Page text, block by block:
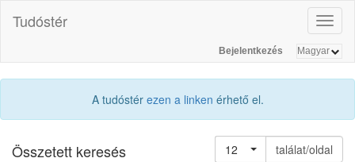
Tudóstér
Bejelentkezés
A tudóstér ezen a linken érhető el.
Összetett keresés 12
találat/oldal